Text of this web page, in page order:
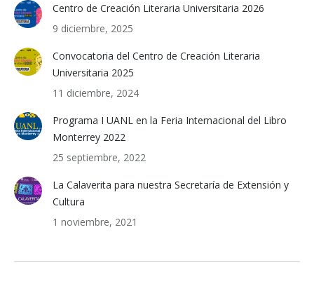
Centro de Creación Literaria Universitaria 2026
9 diciembre, 2025
Convocatoria del Centro de Creación Literaria
Universitaria 2025
11 diciembre, 2024
Programa I UANL en la Feria Internacional del Libro
Monterrey 2022
25 septiembre, 2022
La Calaverita para nuestra Secretaría de Extensión y
Cultura
1 noviembre, 2021